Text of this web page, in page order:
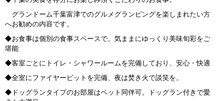
グランドーム千葉富津でのグルメグランピングを楽しまれたい方
へお勧めの内容です。
◆お食事は個別の食事スペースで。気ままにゆっくり美味旬彩をご
堪能
◆客室ごとにトイレ・シャワールームを完備しており、安心・快適
◆全室にファイヤーピットを完備、夜は焚き火で談笑を。
◆ドッグランタイプのお部屋はペット同伴可。ドッグラン付きで愛